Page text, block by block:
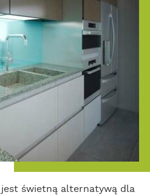
świetną alternatywą dla